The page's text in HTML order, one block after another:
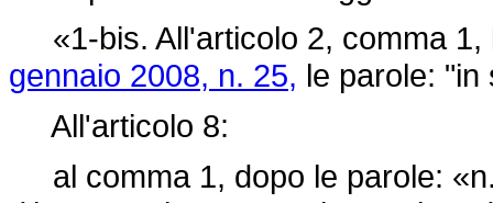
«1-bis. All'articolo 2, comma 1,
gennaio 2008, n. 25, le parole:
All'articolo 8:
al comma 1, dopo le parole: